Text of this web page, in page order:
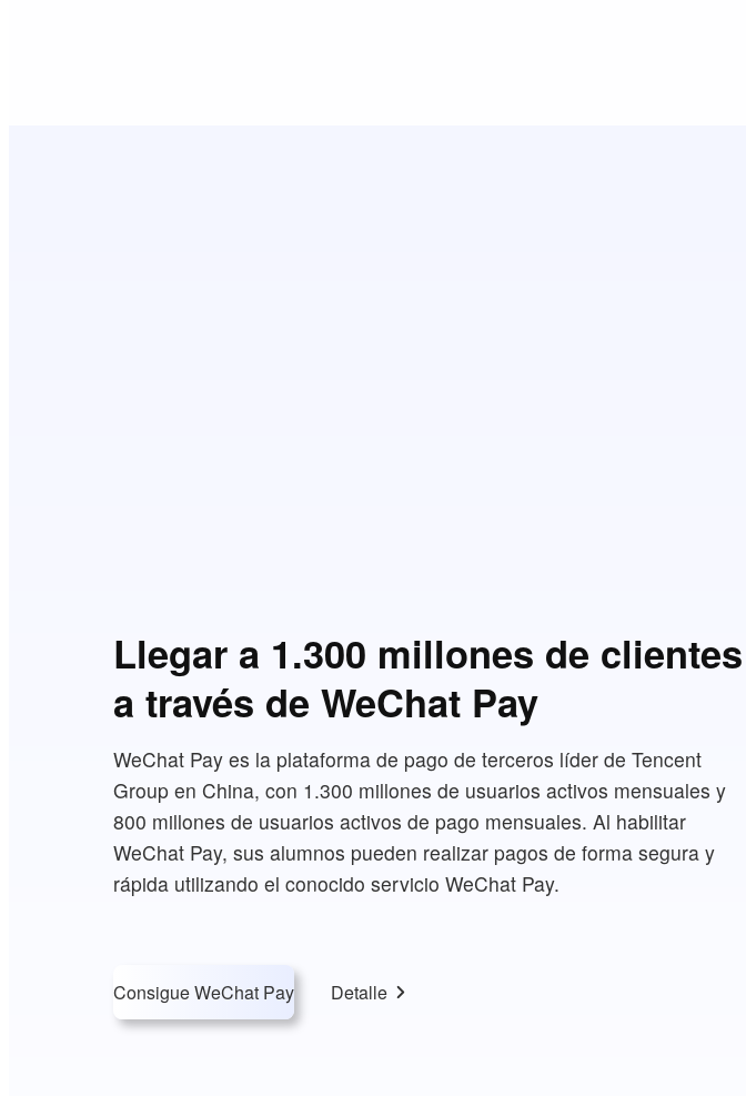
Llegar a 1.300 millones de clientes
a través de WeChat Pay
WeChat Pay es la plataforma de pago de terceros líder de Tencent
Group en China, con 1.300 millones de usuarios activos mensuales y
800 millones de usuarios activos de pago mensuales. Al habilitar
WeChat Pay, sus alumnos pueden realizar pagos de forma segura y
rápida utilizando el conocido servicio WeChat Pay.
Consigue WeChat Pay Detalle